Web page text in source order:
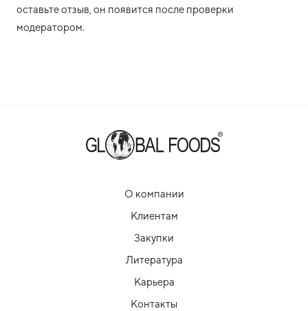
оставьте отзыв, он появится после проверки
модератором.
О компании
Клиентам
Закупки
Литература
Карьера
Контакты